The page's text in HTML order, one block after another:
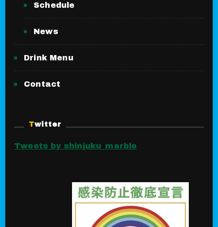
Schedule
News
Drink Menu
Contact
Twitter
Tweets by shinjuku_marble